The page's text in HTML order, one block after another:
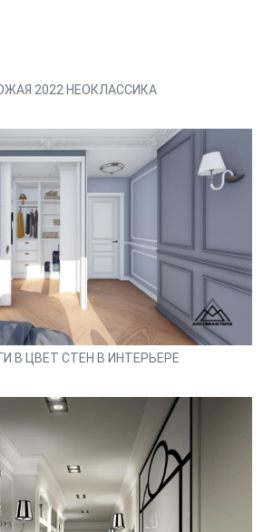
2022 НЕОКЛАССИКА
В ЦВЕТ СТЕН В ИНТЕРЬЕРЕ